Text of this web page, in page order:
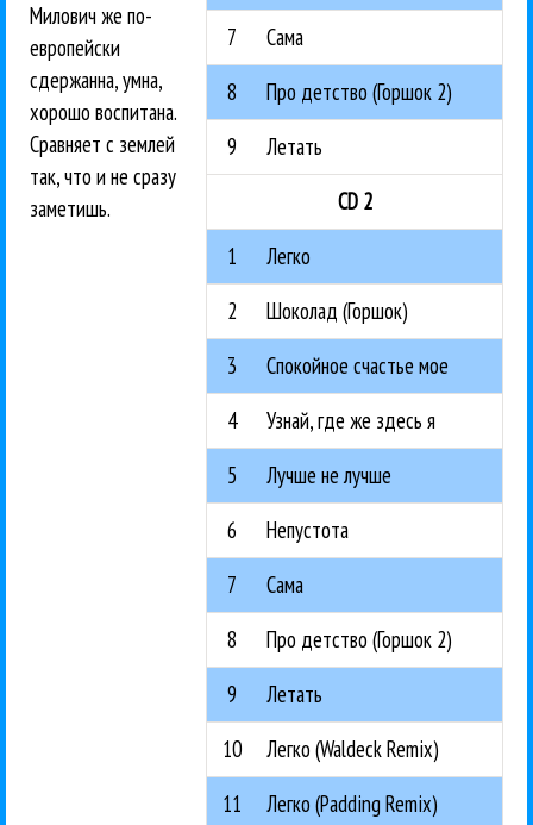
7
Сама
8
Про детство (Горшок 2)
9
Летать
CD 2
1
Легко
2
Шоколад (Горшок)
3
Спокойное счастье мое
4
Узнай, где же здесь я
5
Лучше не лучше
6
Непустота
7
Сама
8
Про детство (Горшок 2)
9
Летать
10
Легко (Waldeck Remix)
11
Легко (Padding Remix)
Милович же по-
европейски
сдержанна, умна,
хорошо воспитана.
Сравняет с землей
так, что и не сразу
заметишь.